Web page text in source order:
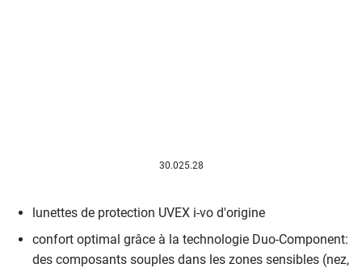
30.025.28
lunettes de protection UVEX i-vo d'origine
confort optimal grâce à la technologie Duo-Component:
des composants souples dans les zones sensibles (nez,